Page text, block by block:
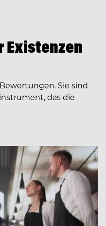
Existenzen
Sie sind
das die